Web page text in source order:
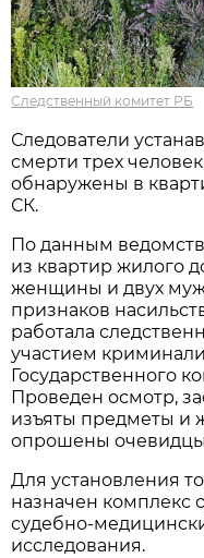
Следственный комитет РБ
Следователи
смерти трех
обнаружены в
СК.
По данным
из квартир жилого
женщины и двух
признаков
работала
участием
Государственного
Проведен осмотр,
изъяты предметы и
опрошены
Для установления
назначен комплекс
судебно-
исследования.